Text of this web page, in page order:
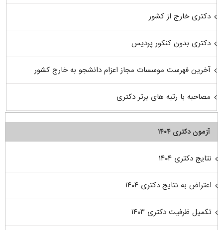
دکتری خارج از کشور
دکتری بدون کنکور پردیس
آخرین فهرست موسسات مجاز اعزام دانشجو به خارج کشور
مصاحبه با رتبه های برتر دکتری
آزمون دکتری ۱۴۰۴
نتایج دکتری ۱۴۰۴
اعتراض به نتایج دکتری ۱۴۰۴
تکمیل ظرفیت دکتری ۱۴۰۳